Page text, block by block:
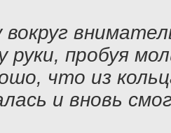
вокруг
руки, пробуя
что из
и вновь